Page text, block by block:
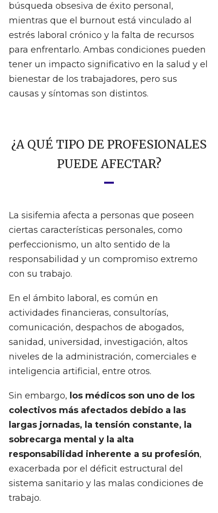
búsqueda obsesiva de éxito personal,
mientras que el burnout está vinculado al
estrés laboral crónico y la falta de recursos
para enfrentarlo. Ambas condiciones pueden
tener un impacto significativo en la salud y el
bienestar de los trabajadores, pero sus
causas y síntomas son distintos.
¿A QUÉ TIPO DE PROFESIONALES
PUEDE AFECTAR?
La sisifemia afecta a personas que poseen
ciertas características personales, como
perfeccionismo, un alto sentido de la
responsabilidad y un compromiso extremo
con su trabajo.
En el ámbito laboral, es común en
actividades financieras, consultorías,
comunicación, despachos de abogados,
sanidad, universidad, investigación, altos
niveles de la administración, comerciales e
inteligencia artificial, entre otros.
Sin embargo, los médicos son uno de los
colectivos más afectados debido a las
largas jornadas, la tensión constante, la
sobrecarga mental y la alta
responsabilidad inherente a su profesión,
exacerbada por el déficit estructural del
sistema sanitario y las malas condiciones de
trabajo.